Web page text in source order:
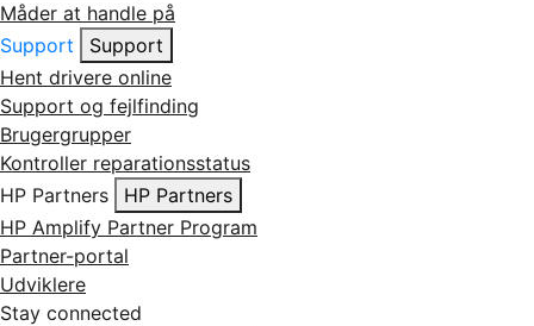
Måder at handle på
Support
Support
Hent drivere online
Support og fejlfinding
Brugergrupper
Kontroller reparationsstatus
HP Partners
HP Partners
HP Amplify Partner Program
Partner-portal
Udviklere
Stay connected